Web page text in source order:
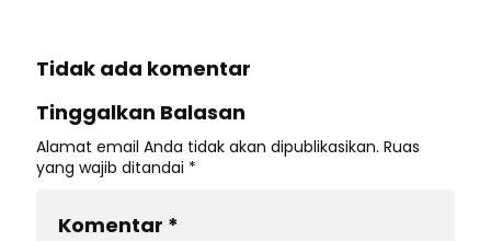
Tidak ada komentar
Tinggalkan Balasan
Alamat email Anda tidak akan dipublikasikan. Ruas
yang wajib ditandai *
Komentar *